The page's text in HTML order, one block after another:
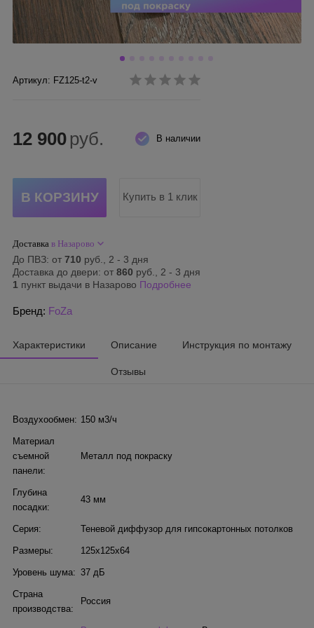
Артикул: FZ125-t2-v
В наличии
12 900 руб.
Купить в 1 клик
Доставка в Назарово
До ПВЗ: от 710 руб., 2 - 3 дня
Доставка до двери: от 860 руб., 2 - 3 дня
1 пункт выдачи в Назарово Подробнее
Бренд: FoZa
Характеристики Описание Инструкция по монтажу
Отзывы
Воздухообмен: 150 м3/ч
Материал
съемной
панели:
Металл под покраску
Глубина
посадки:
43 мм
Серия: Теневой диффузор для гипсокартонных потолков
Размеры: 125х125х64
Уровень шума: 37 дБ
Страна
производства:
Россия